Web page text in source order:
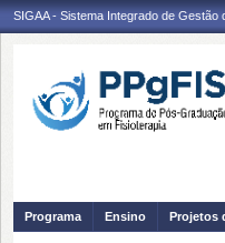
SIGAA - Sistema Integrado de Gestão
Programa Ensino Projetos